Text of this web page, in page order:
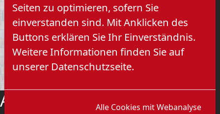
Seiten zu optimieren, sofern Sie
einverstanden sind. Mit Anklicken des
Buttons erklären Sie Ihr Einverständnis.
Weitere Informationen finden Sie auf
unserer Datenschutzseite.
Alle Cookies mit Webanalyse
Aufkleber: Antifa Area